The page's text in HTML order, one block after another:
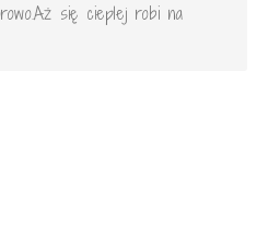
się cieplej robi na